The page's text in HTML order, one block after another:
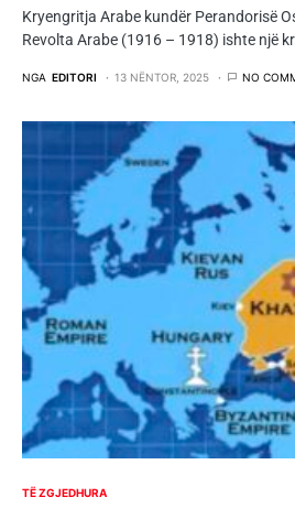
Kryengritja Arabe kundër Perandorisë
Revolta Arabe (1916 – 1918) ishte një
NGA EDITORI 13 NËNTOR, 2025 NO
TË ZGJEDHURA